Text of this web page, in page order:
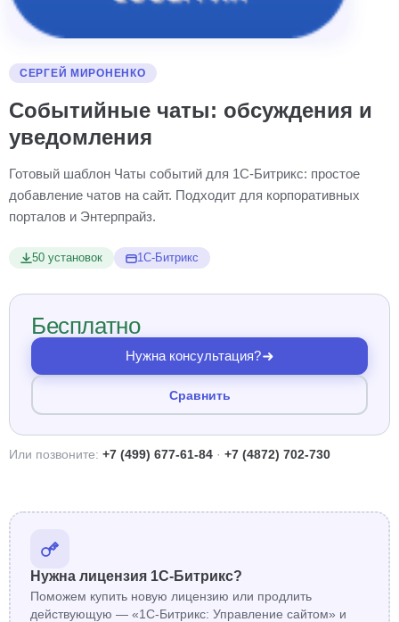
СЕРГЕЙ МИРОНЕНКО
Событийные чаты: обсуждения и
уведомления
Готовый шаблон Чаты событий для 1С-Битрикс: простое
добавление чатов на сайт. Подходит для корпоративных
порталов и Энтерпрайз.
50 установок 1С-Битрикс
Бесплатно
Нужна консультация?
Сравнить
Или позвоните: +7 (499) 677-61-84 · +7 (4872) 702-730
Нужна лицензия 1С-Битрикс?
Поможем купить новую лицензию или продлить
действующую — «1С-Битрикс: Управление сайтом» и